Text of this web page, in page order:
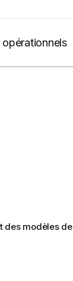
opérationnels
des modèles de